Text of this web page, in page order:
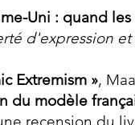
Uni : quand
d'expression
Extremism »,
du modèle